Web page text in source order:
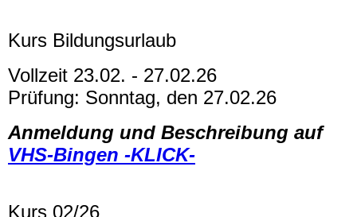
Kurs Bildungsurlaub
Vollzeit 23.02. - 27.02.26
Prüfung: Sonntag, den 27.02.26
Anmeldung und Beschreibung auf
VHS-Bingen -KLICK-
Kurs 02/26